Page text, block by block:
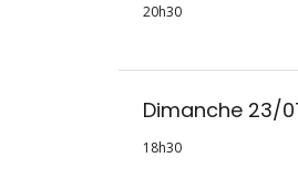
20h30
Dimanche 23/
18h30